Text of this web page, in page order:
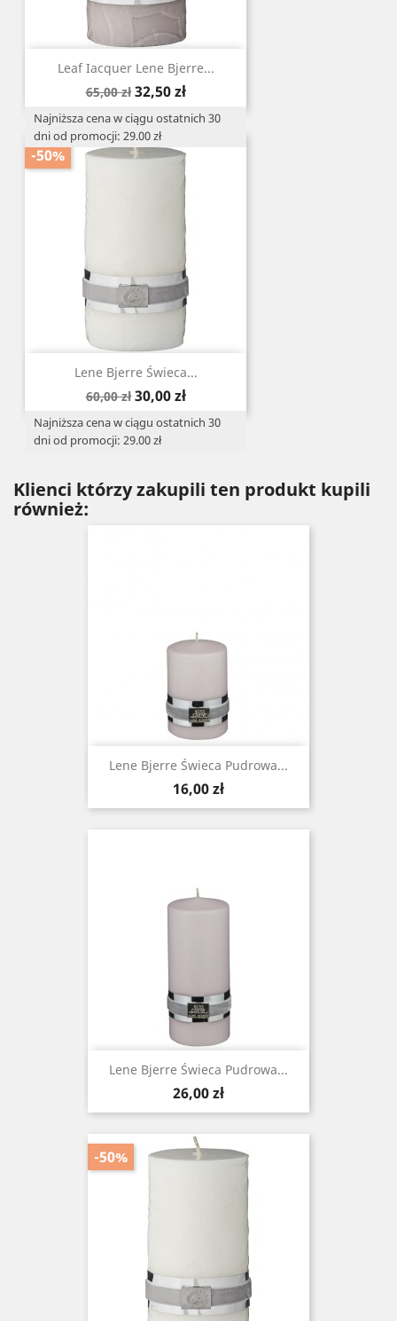
Leaf Iacquer Lene Bjerre...
Cena
65,00 zł Cena
32,50 zł
Najniższa cena w ciągu ostatnich 30
dni od promocji: 29.00 zł
Lene Bjerre Świeca...
Cena
60,00 zł Cena
30,00 zł
Najniższa cena w ciągu ostatnich 30
dni od promocji: 29.00 zł
-50%
Klienci którzy zakupili ten produkt kupili
również:
Lene Bjerre Świeca Pudrowa...
Cena
16,00 zł
Lene Bjerre Świeca Pudrowa...
Cena
26,00 zł
-50%